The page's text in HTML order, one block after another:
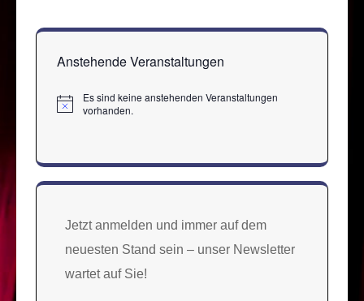
Anstehende Veranstaltungen
Hinweis
Es sind keine anstehenden Veranstaltungen
vorhanden.
Jetzt anmelden und immer auf dem
neuesten Stand sein – unser Newsletter
wartet auf Sie!